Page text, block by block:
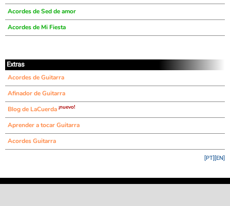
Acordes de Sed de amor
Acordes de Mi Fiesta
Extras
Acordes de Guitarra
Afinador de Guitarra
Blog de LaCuerda ¡nuevo!
Aprender a tocar Guitarra
Acordes Guitarra
[EN]
[PT]